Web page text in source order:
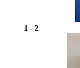
1 - 2